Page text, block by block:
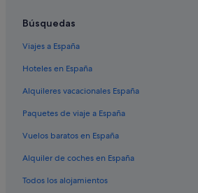
Hoteles que aceptan mascotas en Flagstaff
Cabañas en Flagstaff
Lodges en Flagstaff
Hoteles con casino en Flagstaff
Hoteles de lujo en Flagstaff
Hoteles históricos en Flagstaff
Cabañas en Munds Park
Búsquedas
Viajes a España
Hoteles en España
Alquileres vacacionales España
Paquetes de viaje a España
Vuelos baratos en España
Alquiler de coches en España
Todos los alojamientos